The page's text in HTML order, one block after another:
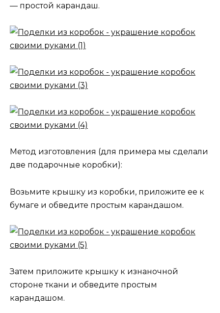
— простой карандаш.
Метод изготовления (для примера мы сделали
две подарочные коробки):
Возьмите крышку из коробки, приложите ее к
бумаге и обведите простым карандашом.
Затем приложите крышку к изнаночной
стороне ткани и обведите простым
карандашом.